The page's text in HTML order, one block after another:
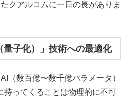
クアルコムに一日の長がありま
量子化）」技術への最適化
（数百億〜数千億パラメータ）
持ってくることは物理的に不可